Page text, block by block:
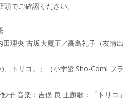
でご確認ください。
理央 古坂大魔王／高島礼子（友情出
、トリコ。』（小学館 Sho-Comi フラ
子 音楽：吉俣 良 主題歌：「トリコ」